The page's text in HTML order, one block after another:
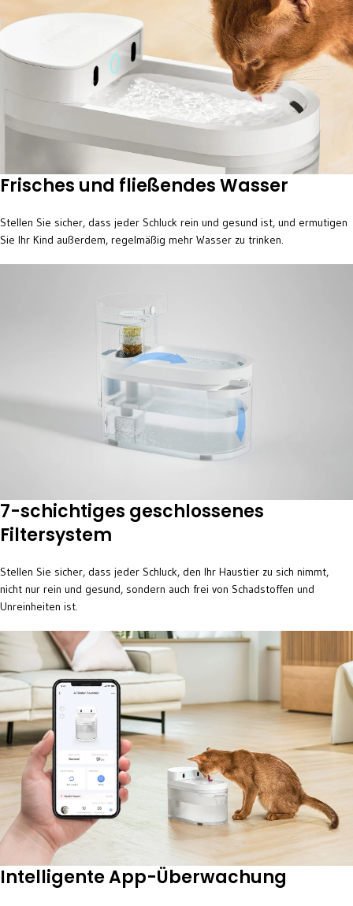
Frisches und fließendes Wasser
Stellen Sie sicher, dass jeder Schluck rein und gesund ist, und ermutigen
Sie Ihr Kind außerdem, regelmäßig mehr Wasser zu trinken.
7-schichtiges geschlossenes
Filtersystem
Stellen Sie sicher, dass jeder Schluck, den Ihr Haustier zu sich nimmt,
nicht nur rein und gesund, sondern auch frei von Schadstoffen und
Unreinheiten ist.
Intelligente App-Überwachung